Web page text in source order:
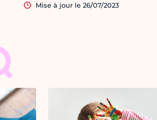
Mise à jour le 26/07/2023